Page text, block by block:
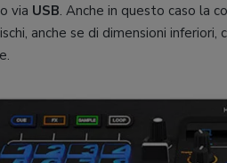
via USB. Anche in questo caso la
anche se di dimensioni